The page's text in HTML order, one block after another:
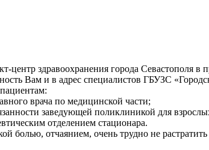
здравоохранения города Севастополя
Вам и в адрес специалистов ГБУЗС
врача по медицинской части;
заведующей поликлиникой для
отделением стационара.
болью, отчаянием, очень трудно не